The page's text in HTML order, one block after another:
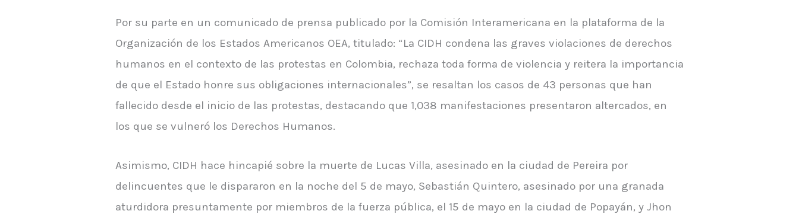
Por su parte en un comunicado de prensa publicado por la Comisión Interamericana en la plataforma de la
Organización de los Estados Americanos OEA, titulado: “La CIDH condena las graves violaciones de derechos
humanos en el contexto de las protestas en Colombia, rechaza toda forma de violencia y reitera la importancia
de que el Estado honre sus obligaciones internacionales”, se resaltan los casos de 43 personas que han
fallecido desde el inicio de las protestas, destacando que 1,038 manifestaciones presentaron altercados, en
los que se vulneró los Derechos Humanos.
Asimismo, CIDH hace hincapié sobre la muerte de Lucas Villa, asesinado en la ciudad de Pereira por
delincuentes que le dispararon en la noche del 5 de mayo, Sebastián Quintero, asesinado por una granada
aturdidora presuntamente por miembros de la fuerza pública, el 15 de mayo en la ciudad de Popayán, y Jhon